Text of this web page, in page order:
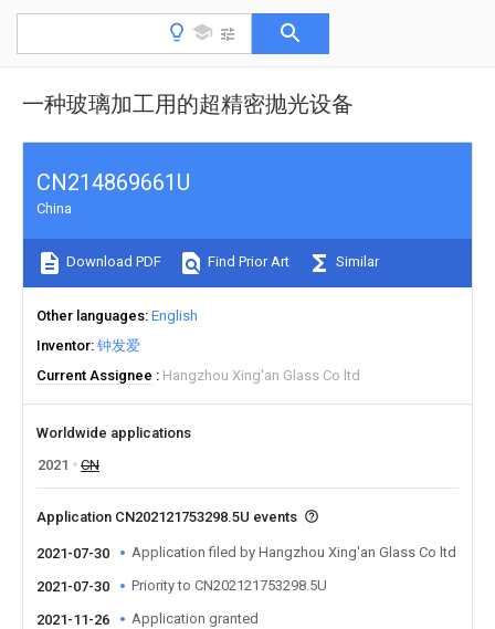
一种玻璃加工用的超精密抛光设备
CN214869661U
China
Download PDF Find Prior Art Similar
Other languages English
Inventor 钟发爱
Current Assignee
Hangzhou Xing'an Glass Co ltd
Worldwide applications
2021
CN
Application CN202121753298.5U events
2021-07-30 Application filed by Hangzhou Xing'an Glass Co ltd
2021-07-30 Priority to CN202121753298.5U
2021-11-26 Application granted